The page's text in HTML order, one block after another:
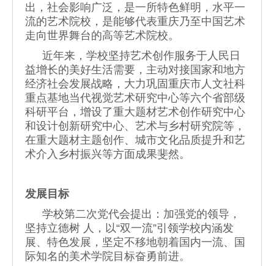
出，社会影响广泛，是一所特色鲜明，水平一
流的艺术院校，是能够代表重庆乃至中国艺术
走向世界舞台的高等艺术院校。
近年来，学校坚持艺术创作服务于人民日
益增长的美好生活需要，主动对接国家和地方
经济社会发展战略，大力巩固重庆市人文社科
重点基地当代视觉艺术研究中心等六个省部级
科研平台，增设了重大题材艺术创作研究中心
和设计创新研究中心、艺术与乡村研究院等，
在重大题材主题创作、城市文化品质提升和艺
术介入乡村振兴等方面成果斐然。
发展目标
学校第二次党代会提出：加强党的领导，
坚持立德树 人，以“双一流”引领学校内涵发
展、特色发展，坚定不移地朝着国内一流、国
际知名的美术学院目标奋勇前进。